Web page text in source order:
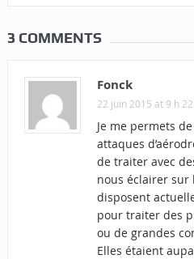
3 COMMENTS
Fonck
22 juin 2015 at 9 h
Je me permets
attaques
de traiter avec
nous éclairer sur
disposent
pour traiter des
ou de grandes
Elles étaient